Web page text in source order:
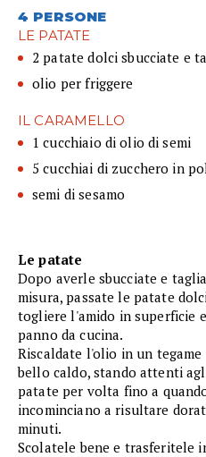
4 PERSONE
LE PATATE
2 patate dolci sbucciate e
olio per friggere
IL CARAMELLO
1 cucchiaio di olio di semi
5 cucchiai di zucchero in
semi di sesamo
Le patate
Dopo averle sbucciate e
misura, passate le patate
togliere l'amido in superficie
panno da cucina.
Riscaldate l'olio in un
bello caldo, stando attenti
patate per volta fino a
incominciano a risultare
minuti.
Scolatele bene e trasferitele